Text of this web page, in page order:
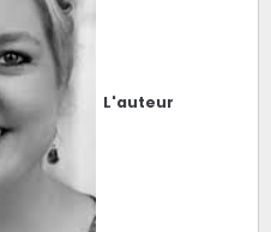
L'auteur